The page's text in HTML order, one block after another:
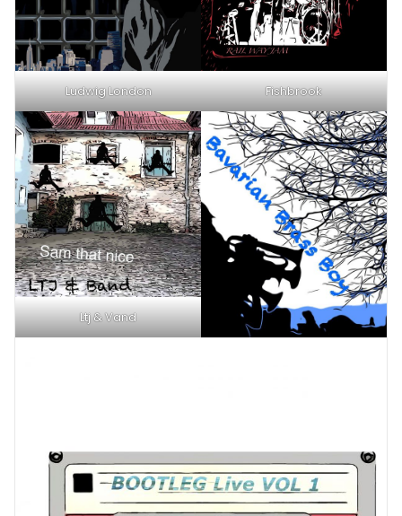
Ludwig London Fishbrook
Ltj & Vand